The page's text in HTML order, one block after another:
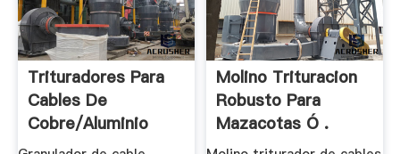
Trituradores Para
Cables De
Cobre/aluminio
Barato
Molino Trituracion
Robusto Para
Mazacotas Ó .